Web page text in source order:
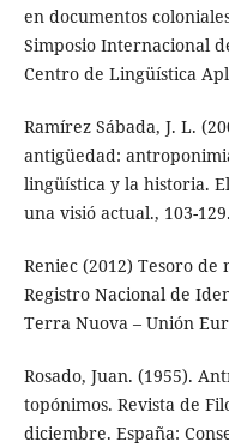
en documentos
Simposio Internacional
Centro de Lingüística
Ramírez Sábada, J. L.
antigüedad:
lingüística y la historia.
una visió actual., 103-
Reniec (2012) Tesoro
Registro Nacional de
Terra Nuova – Unión
Rosado, Juan. (1955).
topónimos. Revista de
diciembre. España: